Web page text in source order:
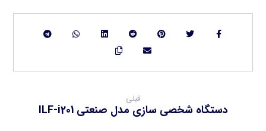
قبلی
دستگاه شخصی سازی مدل صنعتی ILF-i201